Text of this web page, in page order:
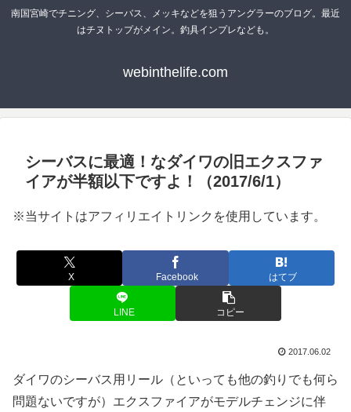
南国宮崎でチニング、シーバス、メッキなどを狙うアングラーのブログ。最近
はチヌトップがメイン。釣具インプレなども。
webinthelife.com
シーバスに最適！なダイワの旧エクスファ
イアが半額以下ですよ！（2017/6/1）
※当サイトはアフィリエイトリンクを使用しています。
X Facebook はてブ
LINE コピー
2017.06.02
ダイワのシーバス用リール（といっても他の釣りでも何ら
問題ないですが）エクスファイアがモデルチェンジに伴